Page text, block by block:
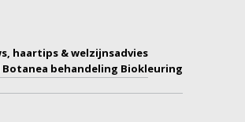
haartips & welzijnsadvies
behandeling Biokleuring